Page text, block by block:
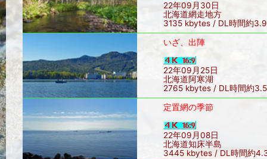
22年09月30日
北海道網走地方
3135 kbytes / DL時間約
いざ、出陣
22年09月25日
北海道阿寒湖
2765 kbytes / DL時間約
定置網の季節
22年09月08日
北海道知床半島
3445 kbytes / DL時間約